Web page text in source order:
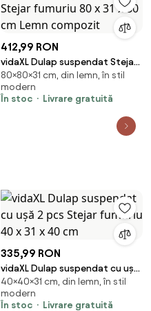
412,99 RON
vidaXL Dulap suspendat Stejar
fumuriu 80 x 31 x 80 cm Lemn
compozit
80×80×31 cm, din lemn, în stil
modern
În stoc
Livrare gratuită
335,99 RON
vidaXL Dulap suspendat cu ușă
2 pcs Stejar fumuriu 40 x 31 x
40 cm
40×40×31 cm, din lemn, în stil
modern
În stoc
Livrare gratuită